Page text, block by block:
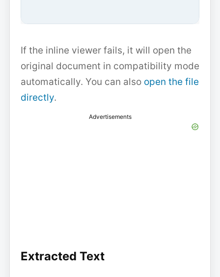
If the inline viewer fails, it will open the
original document in compatibility mode
automatically. You can also open the file
directly.
Advertisements
Extracted Text